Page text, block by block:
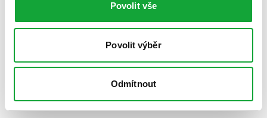
Povolit vše
Povolit výběr
Odmítnout